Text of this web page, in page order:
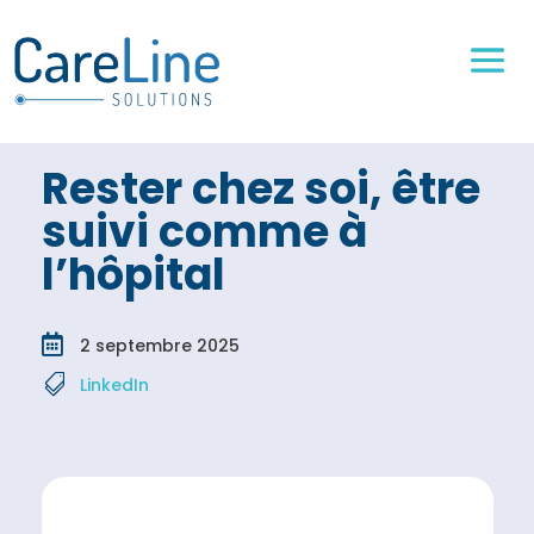
Rester chez soi, être
suivi comme à
l’hôpital

2 septembre 2025

LinkedIn